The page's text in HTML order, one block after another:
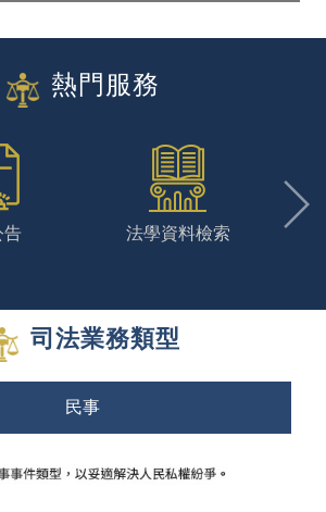
熱門服務
告 法學資料檢索
司法業務類型
民事